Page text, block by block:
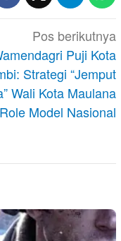
Pos berikutnya
Puji Kota
Strategi “Jemput
Wali Kota Maulana
Model Nasional